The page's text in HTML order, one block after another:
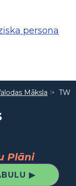
persona
Māksla
Plāni
▶